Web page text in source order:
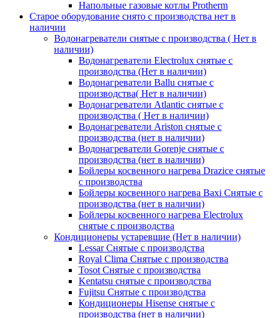
Напольные газовые котлы Protherm
Старое оборудование снято с производства нет в
наличии
Водонагреватели снятые с производства ( Нет в
наличии)
Водонагреватели Electrolux снятые с
производства (Нет в наличии)
Водонагреватели Ballu снятые с
производства( Нет в наличии)
Водонагреватели Atlantic снятые с
производства ( Нет в наличии)
Водонагреватели Ariston снятые с
производства (нет в наличии)
Водонагреватели Gorenje снятые с
производства (нет в наличии)
Бойлеры косвенного нагрева Drazice снятые
с производства
Бойлеры косвенного нагрева Baxi Снятые с
производства (нет в наличии)
Бойлеры косвенного нагрева Electrolux
снятые с производства
Кондиционеры устаревшие (Нет в наличии)
Lessar Снятые с производства
Royal Clima Снятые с производства
Tosot Снятые с производства
Kentatsu снятые с производства
Fujitsu Снятые с производства
Кондиционеры Hisense снятые с
производства (нет в наличии)